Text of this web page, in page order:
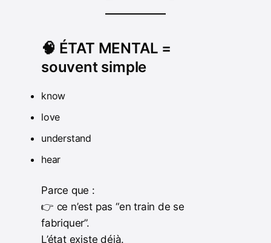
🧠 ÉTAT MENTAL =
souvent simple
know
love
understand
hear
Parce que :
👉 ce n’est pas “en train de se
fabriquer”.
L’état existe déjà.